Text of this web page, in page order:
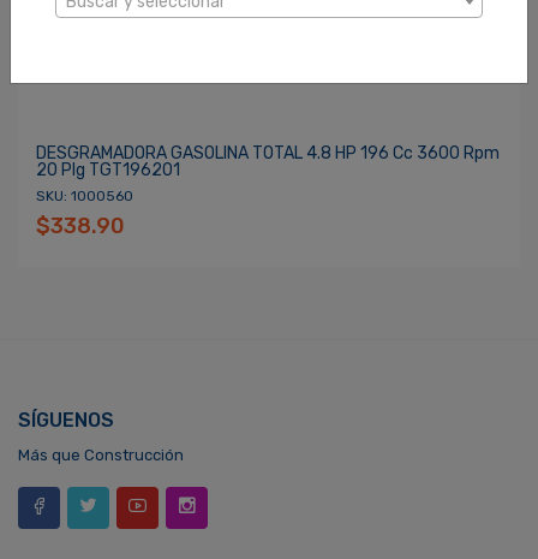
DESGRAMADORA GASOLINA TOTAL 4.8 HP 196 Cc 3600 Rpm
20 Plg TGT196201
SKU: 1000560
$338.90
SÍGUENOS
Más que Construcción